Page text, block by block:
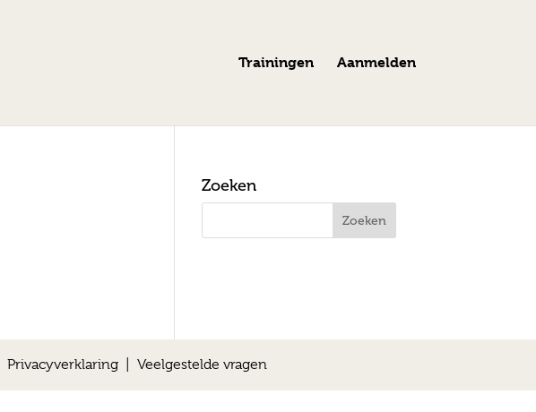
Trainingen Aanmelden
Zoeken
Privacyverklaring| Veelgestelde vragen